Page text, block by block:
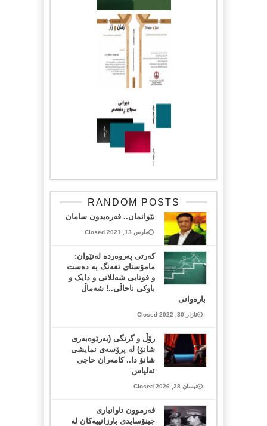
RANDOM POSTS
نێوانمان.. فەرەیدون سامان
مارس 13, 2021 Closed
کەرتی پەروەردە لەنێوان:
مامۆستای تفەنگ بە دەست
و قوتابی شەللاتی و دایک و
باوکی ناحاڵی..! شەماڵ
بارەوانی
ئازار 30, 2022 Closed
رۆڵ و گرنگی (بەرێوەبەری
شانۆ) لە پرۆسەی نمایشی
شانۆ دا.. كامەران حاجی
ئەلیاس
نیسان 28, 2026 Closed
فەرموون تاوانباری
جینۆسایدی بارزانییەكان لە